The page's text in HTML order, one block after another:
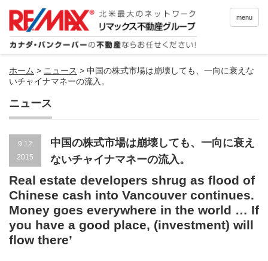
menu
ホーム > ニュース > 中国の株式市場は崩壊しても、一向に衰えな
いチャイナマネーの流入。
ニュース
9.12
2015
中国の株式市場は崩壊しても、一向に衰え
ないチャイナマネーの流入。
Real estate developers shrug as flood of
Chinese cash into Vancouver continues.
Money goes everywhere in the world … If
you have a good place, (investment) will
flow there’